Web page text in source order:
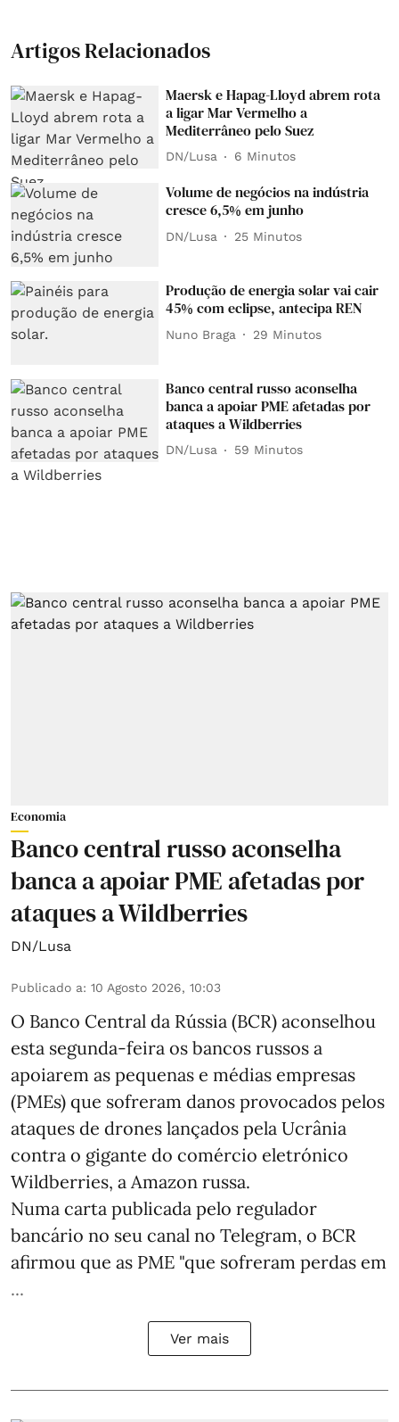
Artigos Relacionados
Maersk e Hapag-Lloyd abrem rota
a ligar Mar Vermelho a
Mediterrâneo pelo Suez
DN/Lusa 6 Minutos
Volume de negócios na indústria
cresce 6,5% em junho
DN/Lusa 25 Minutos
Produção de energia solar vai cair
45% com eclipse, antecipa REN
Nuno Braga 29 Minutos
Banco central russo aconselha
banca a apoiar PME afetadas por
ataques a Wildberries
DN/Lusa 59 Minutos
Economia
Banco central russo aconselha
banca a apoiar PME afetadas por
ataques a Wildberries
DN/Lusa
Publicado a: 10 Agosto 2026, 10:03
O Banco Central da Rússia (BCR) aconselhou
esta segunda-feira os bancos russos a
apoiarem as pequenas e médias empresas
(PMEs) que sofreram danos provocados pelos
ataques de drones lançados pela Ucrânia
contra o gigante do comércio eletrónico
Wildberries, a Amazon russa.
Numa carta publicada pelo regulador
bancário no seu canal no Telegram, o BCR
afirmou que as PME "que sofreram perdas em
...
Ver mais